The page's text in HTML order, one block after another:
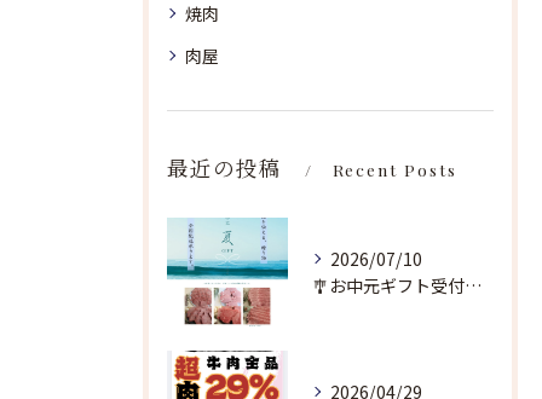
焼肉
肉屋
最近の投稿 Recent Posts
2026/07/10
🎐お中元ギフト受付中🎐
2026/04/29